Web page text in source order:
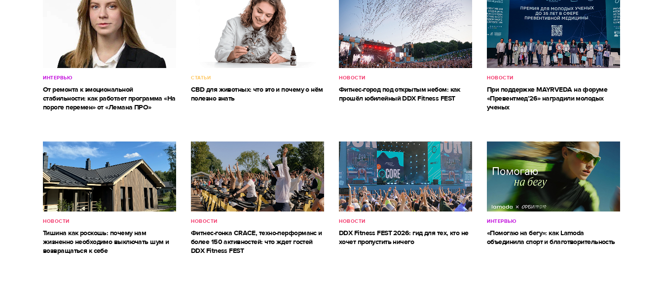
ИНТЕРВЬЮ
От ремонта к эмоциональной
стабильности: как работает программа «На
пороге перемен» от «Лемана ПРО»
СТАТЬИ
CBD для животных: что это и почему о нём
полезно знать
НОВОСТИ
Фитнес-город под открытым небом: как
прошёл юбилейный DDX Fitness FEST
НОВОСТИ
При поддержке MAYRVEDA на форуме
«Превентмед’26» наградили молодых
ученых
НОВОСТИ
Тишина как роскошь: почему нам
жизненно необходимо выключать шум и
возвращаться к себе
НОВОСТИ
Фитнес-гонка CRACE, техно-перформанс и
более 150 активностей: что ждет гостей
DDX Fitness FEST
НОВОСТИ
DDX Fitness FEST 2026: гид для тех, кто не
хочет пропустить ничего
ИНТЕРВЬЮ
«Помогаю на бегу»: как Lamoda
объединила спорт и благотворительность